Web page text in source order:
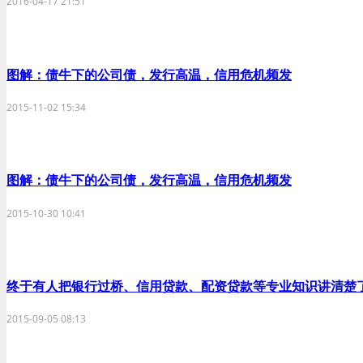
图解：债牛下的公司债，发行高温，信用危机频发
2015-11-02 15:34
图解：债牛下的公司债，发行高温，信用危机频发
2015-10-30 10:41
终于有人把银行过桥、信用贷款、配资贷款等专业知识讲清楚
2015-09-05 08:13